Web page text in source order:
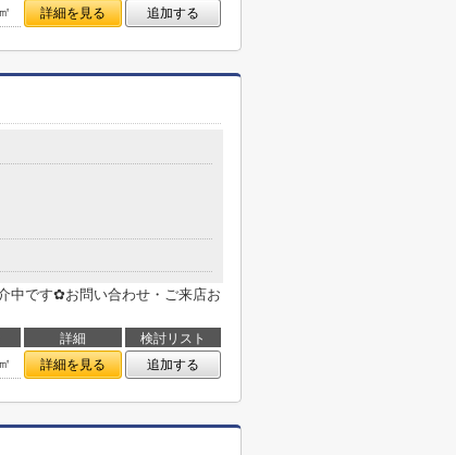
詳細を見る 追加する
中です✿お問い合わせ・ご来店お
詳細
検討リスト
詳細を見る 追加する